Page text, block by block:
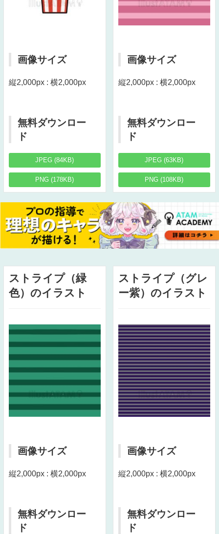
画像サイズ
縦2,000px : 横2,000px
無料ダウンロー
ド
JPEG (84KB)
PNG (178KB)
画像サイズ
縦2,000px : 横2,000px
無料ダウンロー
ド
JPEG (63KB)
PNG (108KB)
ストライプ（緑
色）のイラスト
画像サイズ
縦2,000px : 横2,000px
無料ダウンロー
ド
ストライプ（グレ
ー紫）のイラスト
画像サイズ
縦2,000px : 横2,000px
無料ダウンロー
ド